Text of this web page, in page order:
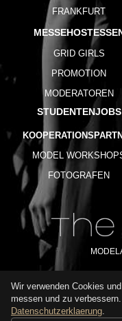
FRANKFURT
GRID GIRLS
PROMOTION
MODERATOREN
STUDENTENJOBS
MODEL
FOTOGRAFEN
IMPRESSUM
Wir verwenden Cookies
messen und zu
Datenschutzerklaerung.